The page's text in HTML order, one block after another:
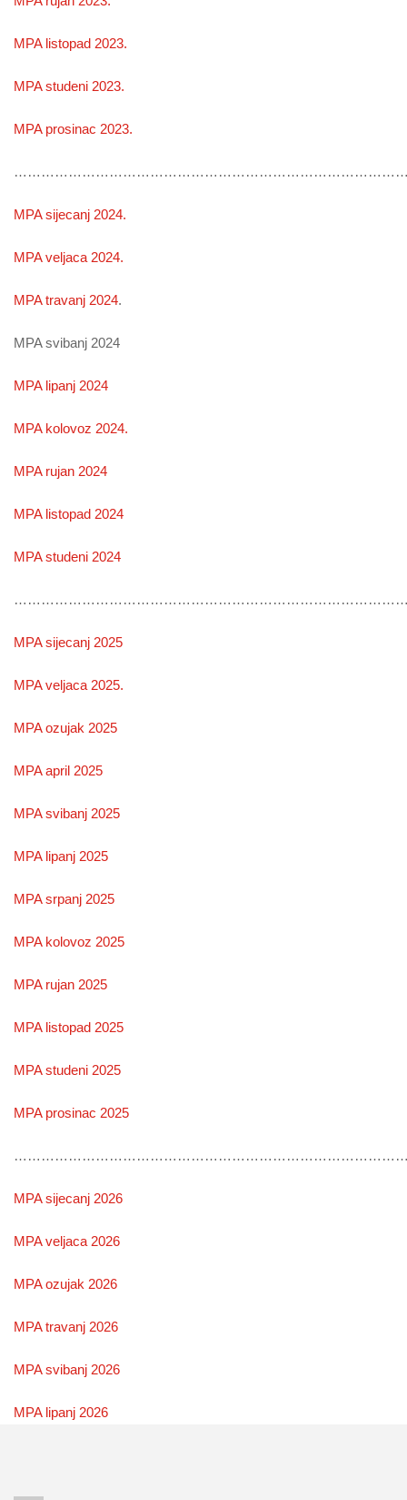
MPA listopad 2023.
MPA studeni 2023.
MPA prosinac 2023.
MPA sijecanj 2024.
MPA veljaca 2024.
MPA travanj 2024.
MPA svibanj 2024
MPA lipanj 2024
MPA kolovoz 2024.
MPA rujan 2024
MPA listopad 2024
MPA studeni 2024
MPA sijecanj 2025
MPA veljaca 2025.
MPA ozujak 2025
MPA april 2025
MPA svibanj 2025
MPA lipanj 2025
MPA srpanj 2025
MPA kolovoz 2025
MPA rujan 2025
MPA listopad 2025
MPA studeni 2025
MPA prosinac 2025
MPA sijecanj 2026
MPA veljaca 2026
MPA ozujak 2026
MPA travanj 2026
MPA svibanj 2026
MPA lipanj 2026